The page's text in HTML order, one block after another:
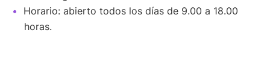
Horario: abierto todos los días de 9.00 a 18.00
horas.